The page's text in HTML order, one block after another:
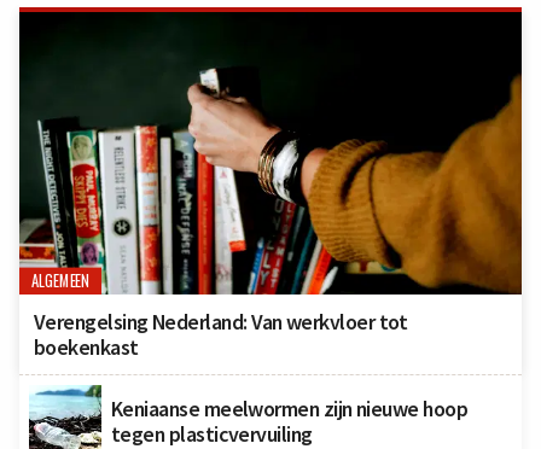
ALGEMEEN
Verengelsing Nederland: Van werkvloer tot
boekenkast
Keniaanse meelwormen zijn nieuwe hoop
tegen plasticvervuiling